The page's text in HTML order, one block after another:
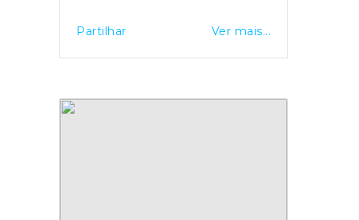
Partilhar Ver mais...